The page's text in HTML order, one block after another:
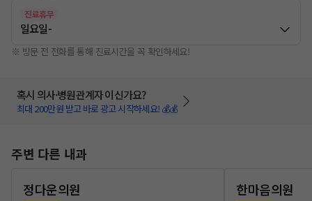
진료휴무
일요일-
※ 방문 전 전화를 통해 진료시간을 꼭 확인하세요!
혹시 의사·병원관계자 이신가요?
최대 200만원 받고 바로 광고 시작하세요! 💰💰
주변 다른 내과
정다운의원
한마음의원